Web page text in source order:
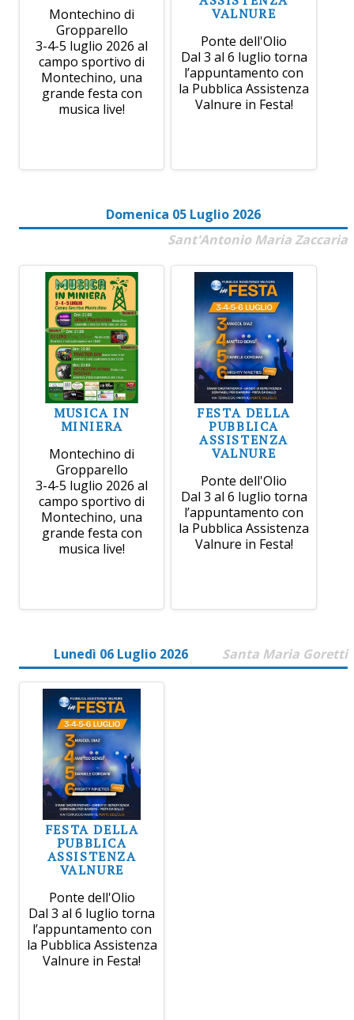
Montechino di
Gropparello
3-4-5 luglio 2026 al
campo sportivo di
Montechino, una
grande festa con
musica live!
VALNURE
Ponte dell'Olio
Dal 3 al 6 luglio torna
l’appuntamento con
la Pubblica Assistenza
Valnure in Festa!
Domenica 05 Luglio 2026
Sant'Antonio Maria Zaccaria
MUSICA IN
MINIERA
Montechino di
Gropparello
3-4-5 luglio 2026 al
campo sportivo di
Montechino, una
grande festa con
musica live!
FESTA DELLA
PUBBLICA
ASSISTENZA
VALNURE
Ponte dell'Olio
Dal 3 al 6 luglio torna
l’appuntamento con
la Pubblica Assistenza
Valnure in Festa!
Lunedì 06 Luglio 2026 Santa Maria Goretti
FESTA DELLA
PUBBLICA
ASSISTENZA
VALNURE
Ponte dell'Olio
Dal 3 al 6 luglio torna
l’appuntamento con
la Pubblica Assistenza
Valnure in Festa!